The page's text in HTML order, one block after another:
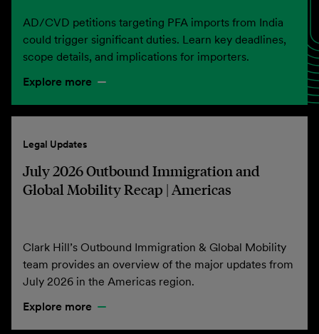
AD/CVD petitions targeting PFA imports from India
could trigger significant duties. Learn key deadlines,
scope details, and implications for importers.
Explore more
Legal Updates
July 2026 Outbound Immigration and
Global Mobility Recap | Americas
Clark Hill’s Outbound Immigration & Global Mobility
team provides an overview of the major updates from
July 2026 in the Americas region.
Explore more